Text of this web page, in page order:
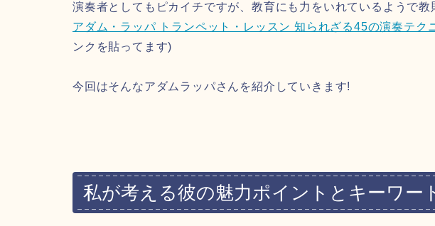
演奏者としてもピカイチですが、教育にも力をいれているようで教
アダム・ラッパ トランペット・レッスン 知られざる45の演奏テク
ンクを貼ってます)
今回はそんなアダムラッパさんを紹介していきます!
私が考える彼の魅力ポイントとキーワー